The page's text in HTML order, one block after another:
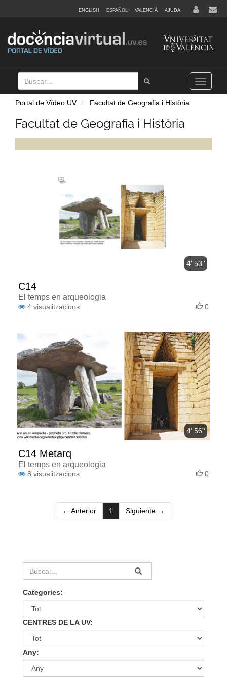
ENGLISH ESPAÑOL VALENCIÀ AJUDA
Buscar
Tramet
Toggle
navigation
Portal de Vídeo UV Facultat de Geografia i Història
Facultat de Geografia i Història
4' 53''
C14
El temps en arqueologia
4 visualitzacions 0
4' 56''
C14 Metarq
El temps en arqueologia
8 visualitzacions 0
← Anterior 1 (current)
Siguiente →
Categories:
CENTRES DE LA UV:
Any: